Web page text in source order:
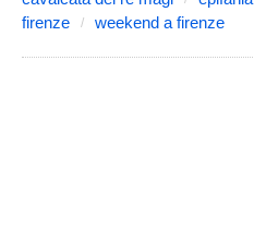
firenze
weekend a firenze